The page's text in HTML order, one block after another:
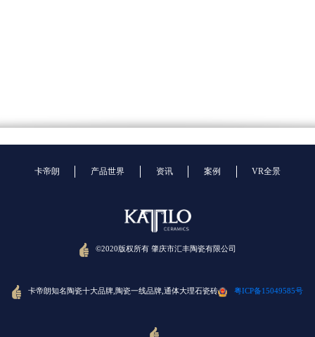
卡帝朗 产品世界 资讯 案例 VR全景
©2020版权所有 肇庆市汇丰陶瓷有限公司
卡帝朗知名陶瓷十大品牌,陶瓷一线品牌,通体大理石瓷砖 粤ICP备15049585号